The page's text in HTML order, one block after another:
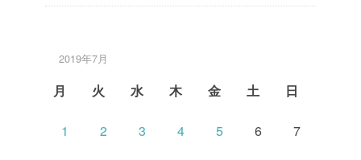
2019年7月
月 火 水 木 金 土 日
1 2 3 4 5 6 7